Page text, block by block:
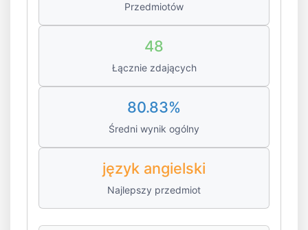
Przedmiotów
48
Łącznie zdających
80.83%
Średni wynik ogólny
język angielski
Najlepszy przedmiot